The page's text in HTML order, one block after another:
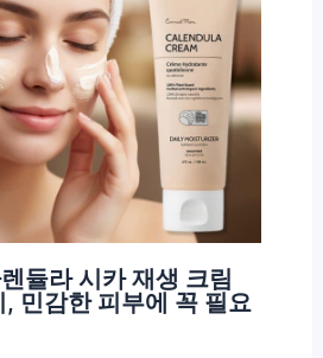
듈라 시카 재생 크림
, 민감한 피부에 꼭 필요